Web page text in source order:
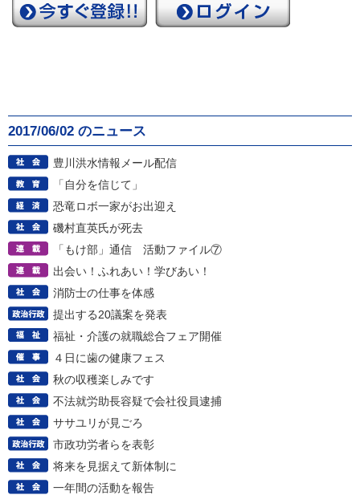
2017/06/02 のニュース
豊川洪水情報メール配信
「自分を信じて」
恐竜ロボ一家がお出迎え
磯村直英氏が死去
「もけ部」通信 活動ファイル⑦
出会い！ふれあい！学びあい！
消防士の仕事を体感
提出する20議案を発表
福祉・介護の就職総合フェア開催
４日に歯の健康フェス
秋の収穫楽しみです
不法就労助長容疑で会社役員逮捕
ササユリが見ごろ
市政功労者らを表彰
将来を見据えて新体制に
一年間の活動を報告